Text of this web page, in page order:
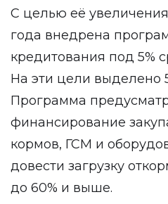
С целью её увеличения
года внедрена
кредитования под 5%
На эти цели выделено
Программа
финансирование
кормов, ГСМ и
довести загрузку
до 60% и выше.